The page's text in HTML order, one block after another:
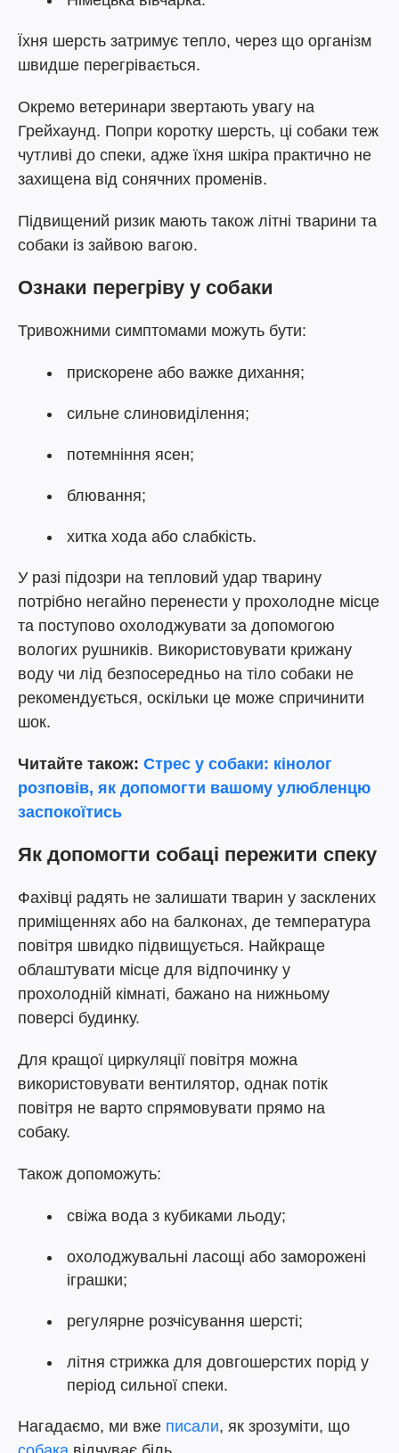
Їхня шерсть затримує тепло, через що організм
швидше перегрівається.
Окремо ветеринари звертають увагу на
Грейхаунд. Попри коротку шерсть, ці собаки теж
чутливі до спеки, адже їхня шкіра практично не
захищена від сонячних променів.
Підвищений ризик мають також літні тварини та
собаки із зайвою вагою.
Ознаки перегріву у собаки
Тривожними симптомами можуть бути:
прискорене або важке дихання;
сильне слиновиділення;
потемніння ясен;
блювання;
хитка хода або слабкість.
У разі підозри на тепловий удар тварину
потрібно негайно перенести у прохолодне місце
та поступово охолоджувати за допомогою
вологих рушників. Використовувати крижану
воду чи лід безпосередньо на тіло собаки не
рекомендується, оскільки це може спричинити
шок.
Читайте також: Стрес у собаки: кінолог
розповів, як допомогти вашому улюбленцю
заспокоїтись
Як допомогти собаці пережити спеку
Фахівці радять не залишати тварин у засклених
приміщеннях або на балконах, де температура
повітря швидко підвищується. Найкраще
облаштувати місце для відпочинку у
прохолодній кімнаті, бажано на нижньому
поверсі будинку.
Для кращої циркуляції повітря можна
використовувати вентилятор, однак потік
повітря не варто спрямовувати прямо на
собаку.
Також допоможуть:
свіжа вода з кубиками льоду;
охолоджувальні ласощі або заморожені
іграшки;
регулярне розчісування шерсті;
літня стрижка для довгошерстих порід у
період сильної спеки.
Нагадаємо, ми вже писали, як зрозуміти, що